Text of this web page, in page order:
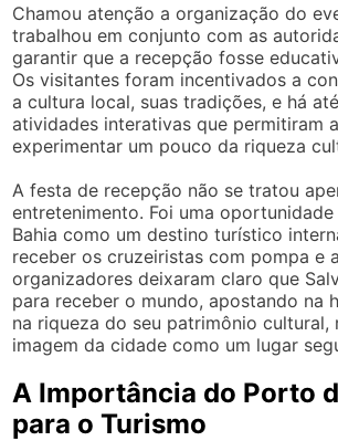
Chamou atenção a organização do
trabalhou em conjunto com as
garantir que a recepção fosse
Os visitantes foram incentivados a
a cultura local, suas tradições, e há
atividades interativas que permitiram
experimentar um pouco da riqueza
A festa de recepção não se tratou
entretenimento. Foi uma
Bahia como um destino turístico
receber os cruzeiristas com pompa e
organizadores deixaram claro que
para receber o mundo, apostando na
na riqueza do seu patrimônio cultural,
imagem da cidade como um lugar
A Importância do Porto
para o Turismo